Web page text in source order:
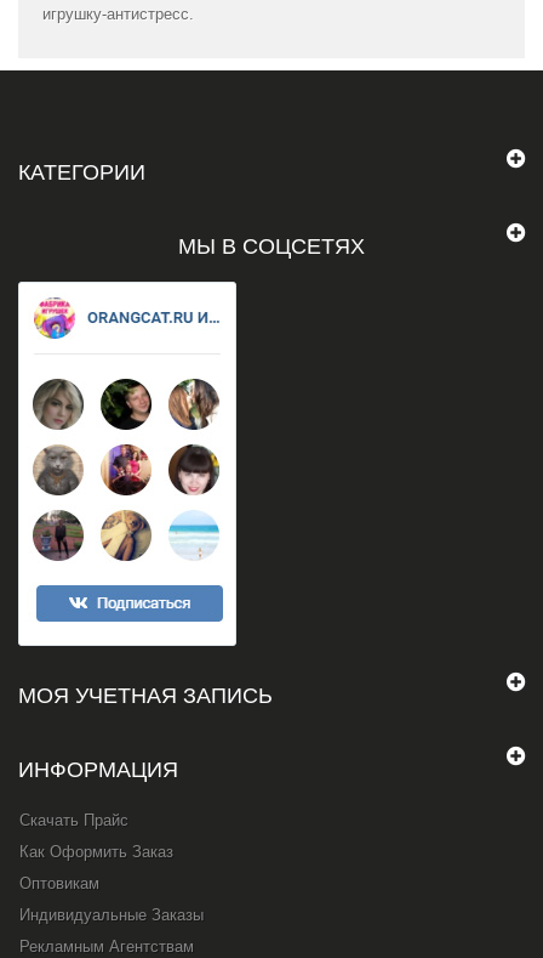
игрушку-антистресс.
КАТЕГОРИИ
МЫ В СОЦСЕТЯХ
МОЯ УЧЕТНАЯ ЗАПИСЬ
ИНФОРМАЦИЯ
Скачать Прайс
Как Оформить Заказ
Оптовикам
Индивидуальные Заказы
Рекламным Агентствам